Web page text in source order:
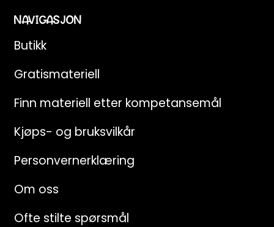
NAVIGASJON
Butikk
Gratismateriell
Finn materiell etter kompetansemål
Kjøps- og bruksvilkår
Personvernerklæring
Om oss
Ofte stilte spørsmål